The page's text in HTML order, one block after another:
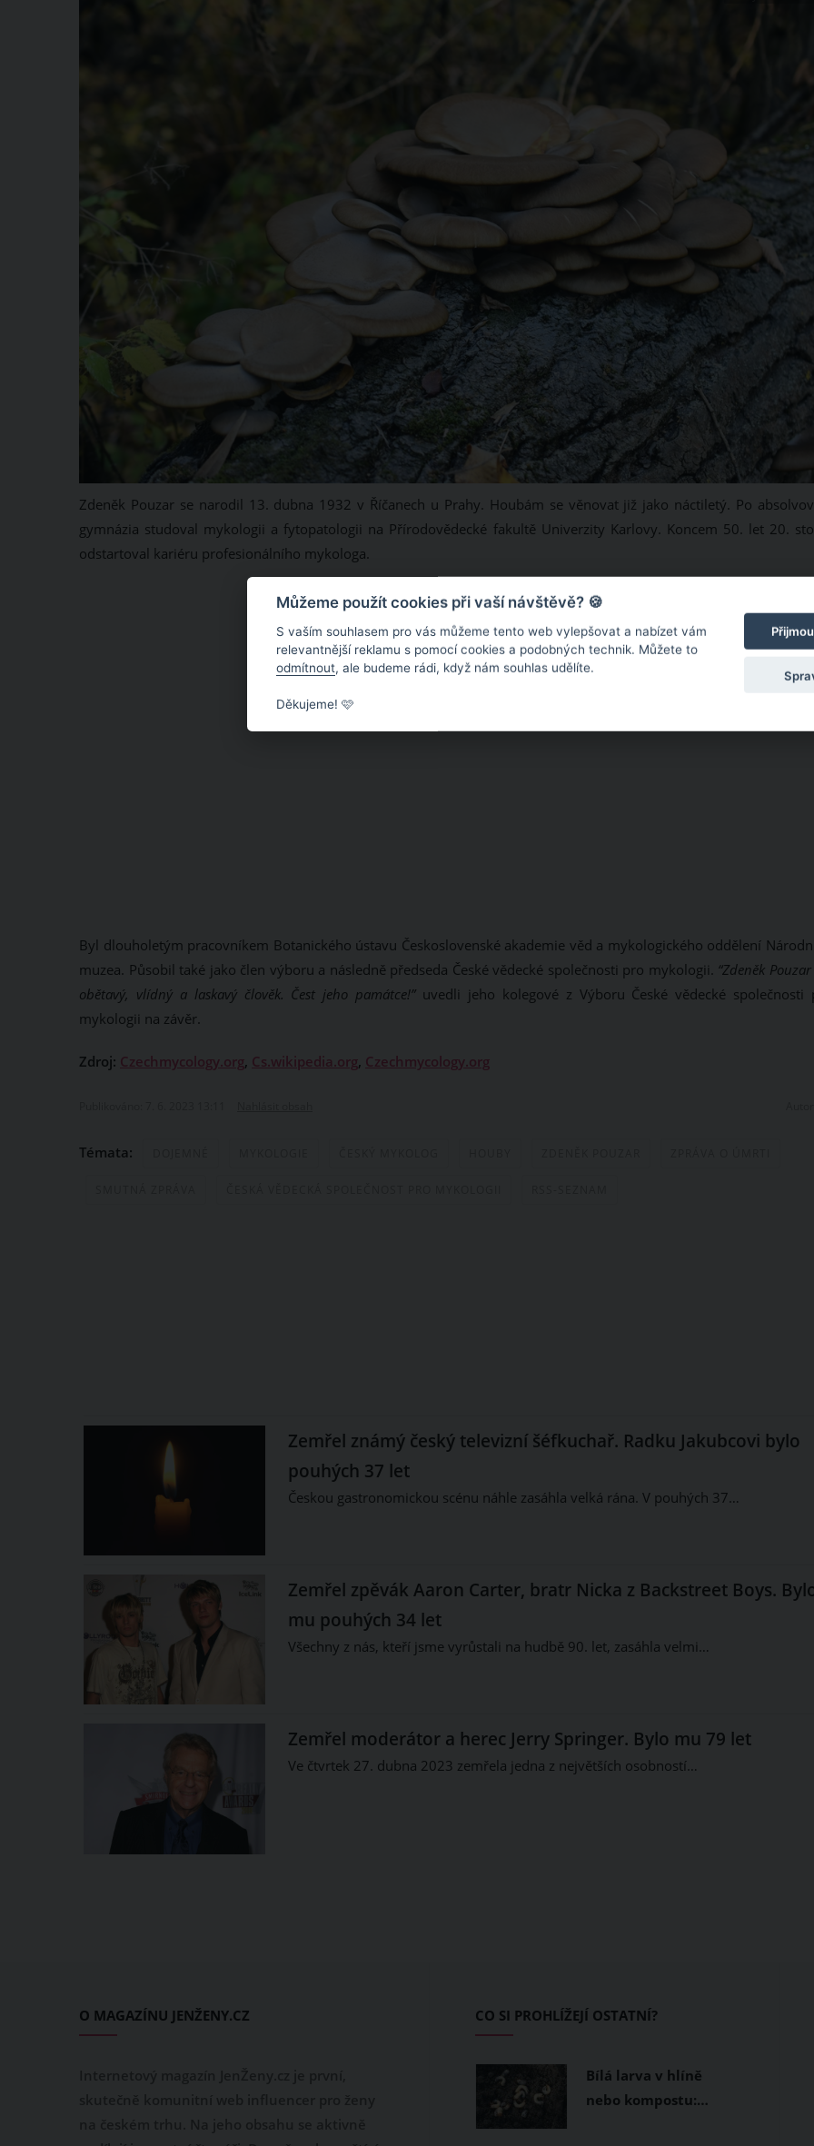
Zdeněk Pouzar se narodil 13. dubna 1932 v Říčanech u Prahy. Houbám se věnovat již jako náctiletý. Po
gymnázia studoval mykologii a fytopatologii na Přírodovědecké fakultě Univerzity Karlovy. Koncem 50. let 20.
odstartoval kariéru profesionálního mykologa.
Byl dlouholetým pracovníkem Botanického ústavu Československé akademie věd a mykologického oddělení
muzea. Působil také jako člen výboru a následně předseda České vědecké společnosti pro mykologii. “Zdeněk
obětavý, vlídný a laskavý člověk. Čest jeho památce!”uvedli jeho kolegové z Výboru České vědecké společnosti
mykologii na závěr.
Zdroj: Czechmycology.org, Cs.wikipedia.org, Czechmycology.org
Témata:
Zemřel známý český televizní šéfkuchař. Radku Jakubcovi bylo
pouhých 37 let
Českou gastronomickou scénu náhle zasáhla velká rána. V pouhých 37…
Zemřel zpěvák Aaron Carter, bratr Nicka z Backstreet Boys.
mu pouhých 34 let
Všechny z nás, kteří jsme vyrůstali na hudbě 90. let, zasáhla velmi…
Zemřel moderátor a herec Jerry Springer. Bylo mu 79 let
Ve čtvrtek 27. dubna 2023 zemřela jedna z největších osobností…
CO SI PROHLÍŽEJÍ OSTATNÍ?
Bílá larva v hlíně
nebo kompostu:…
O MAGAZÍNU JENŽENY.CZ
Můžeme použít cookies při vaší návštěvě? 🍪
S vaším souhlasem pro vás můžeme tento web vylepšovat a nabízet vám
relevantnější reklamu s pomocí cookies a podobných technik. Můžete to
odmítnout, ale budeme rádi, když nám souhlas udělíte.
Děkujeme! 🩷